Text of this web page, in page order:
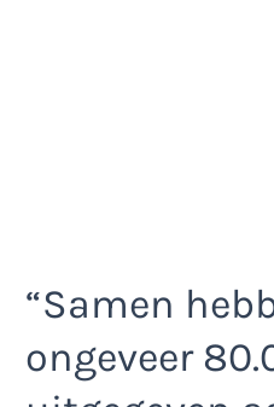
“Samen
ongeveer